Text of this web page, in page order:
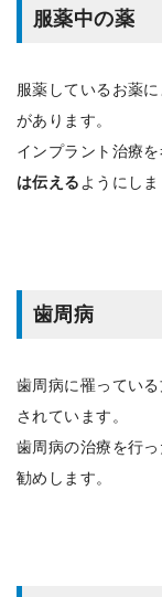
服薬中の薬
服薬しているお薬
があります。
インプラント治療
は伝える ようにしま
歯周病
歯周病に罹ってい
されています。
歯周病の治療を行
勧めします。